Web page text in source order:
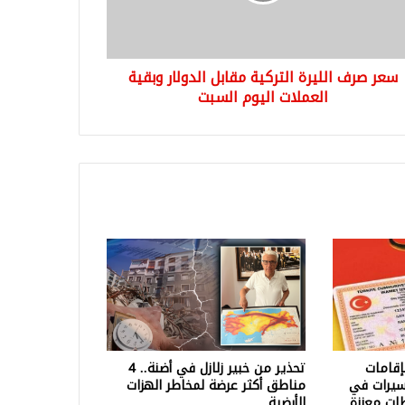
سعر صرف الليرة التركية مقابل الدولار وبقية
العملات اليوم السبت
في
تحذير من خبير زلازل في أضنة.. 4
مناطق أكثر عرضة لمخاطر الهزات